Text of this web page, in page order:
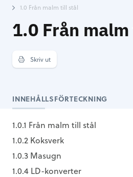
1.0 Från malm till stål
1.0 Från
Skriv ut
INNEHÅLLSFÖRTECKNING
1.0.1 Från malm till stål
1.0.2 Koksverk
1.0.3 Masugn
1.0.4 LD-konverter